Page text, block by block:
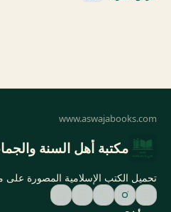
مكتبة أهل السنة
تحميل الكتب الإسلامية المصورة على